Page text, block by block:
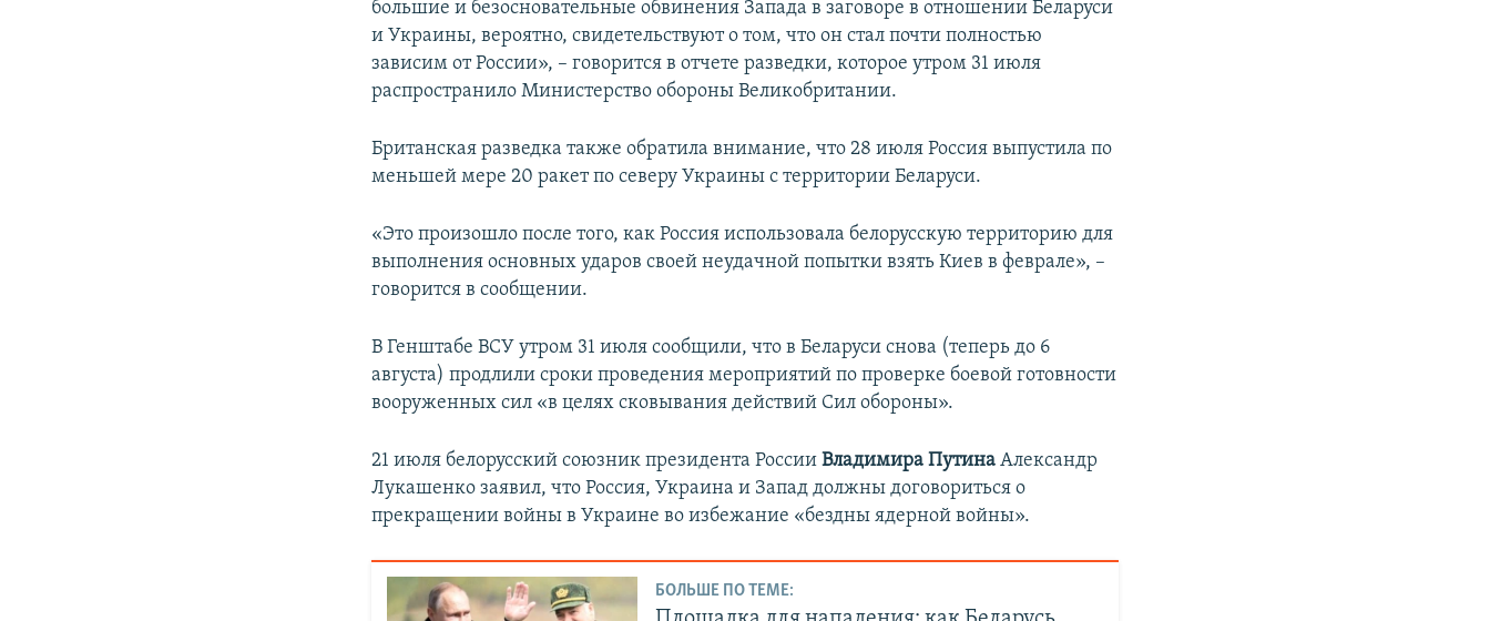
большие и безосновательные обвинения Запада в заговоре в отношении Беларуси
и Украины, вероятно, свидетельствуют о том, что он стал почти полностью
зависим от России», – говорится в отчете разведки, которое утром 31 июля
распространило Министерство обороны Великобритании.
Британская разведка также обратила внимание, что 28 июля Россия выпустила по
меньшей мере 20 ракет по северу Украины с территории Беларуси.
«Это произошло после того, как Россия использовала белорусскую территорию для
выполнения основных ударов своей неудачной попытки взять Киев в феврале», –
говорится в сообщении.
В Генштабе ВСУ утром 31 июля сообщили, что в Беларуси снова (теперь до 6
августа) продлили сроки проведения мероприятий по проверке боевой готовности
вооруженных сил «в целях сковывания действий Сил обороны».
21 июля белорусский союзник президента России Владимира Путина Александр
Лукашенко заявил, что Россия, Украина и Запад должны договориться о
прекращении войны в Украине во избежание «бездны ядерной войны».
БОЛЬШЕ ПО ТЕМЕ: